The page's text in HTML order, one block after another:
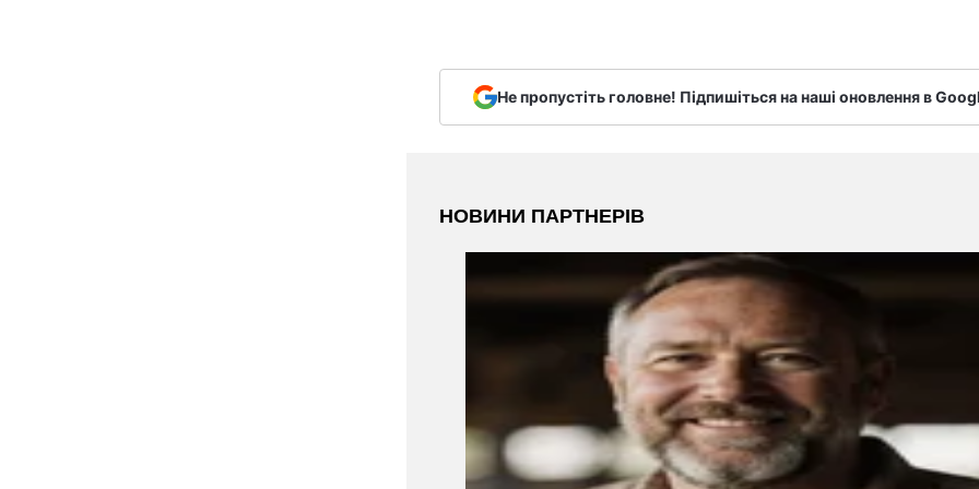
Не пропустіть головне! Підпишіться на наші оновлення в